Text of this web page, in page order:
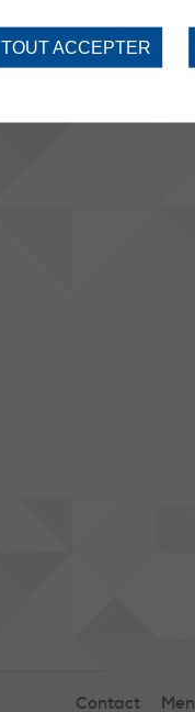
Contact
TOUT ACCEPTER